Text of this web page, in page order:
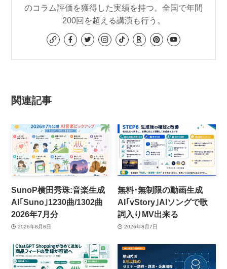
のコラム評価を獲得した実績を持つ。全国で年間
200回を超える講演も行う。
関連記事
SunoP横田秀珠:音楽生成
AI｢Suno｣1230曲/1302曲
2026年7月分
2026年8月8日
無料･無制限の動画生成
AI｢vStory｣AIソングで歌
詞入りMV出来る
2026年8月7日